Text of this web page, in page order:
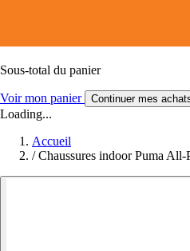
Sous-total du panier
Voir mon panier Continuer mes
Loading...
Accueil
/ Chaussures indoor Puma